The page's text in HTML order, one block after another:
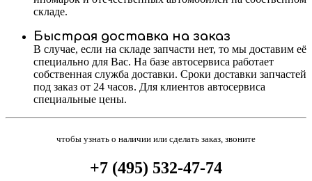
складе.
Быстрая доставка на заказ
В случае, если на складе запчасти нет, то мы доставим её
специально для Вас. На базе автосервиса работает
собственная служба доставки. Сроки доставки запчастей
под заказ от 24 часов. Для клиентов автосервиса
специальные цены.
чтобы узнать о наличии или сделать заказ, звоните
+7 (495) 532-47-74